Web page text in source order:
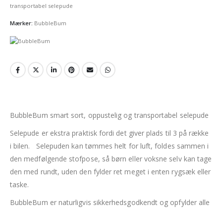
transportabel selepude
Mærker: BubbleBum
BubbleBum smart sort, oppustelig og transportabel selepude
Selepude er ekstra praktisk fordi det giver plads til 3 på række
i bilen. Selepuden kan tømmes helt for luft, foldes sammen i
den medfølgende stofpose, så børn eller voksne selv kan tage
den med rundt, uden den fylder ret meget i enten rygsæk eller
taske.
BubbleBum er naturligvis sikkerhedsgodkendt og opfylder alle